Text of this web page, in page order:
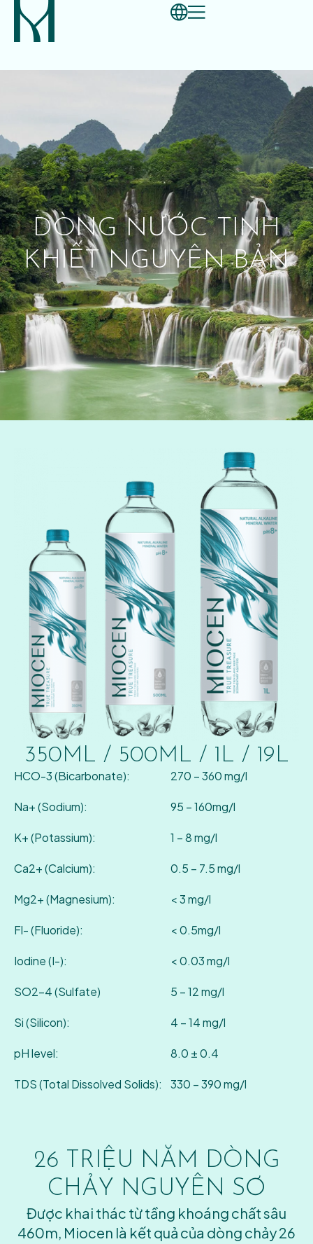
DÒNG NƯỚC TINH
KHIẾT NGUYÊN BẢN
350ML / 500ML / 1L / 19L
HCO-3 (Bicarbonate):
Na+ (Sodium):
K+ (Potassium):
Ca2+ (Calcium):
Mg2+ (Magnesium):
Fl- (Fluoride):
Iodine (I-):
SO2-4 (Sulfate)
Si (Silicon):
pH level:
TDS (Total Dissolved Solids):
270 – 360 mg/l
95 – 160mg/l
1 – 8 mg/l
0.5 – 7.5 mg/l
< 3 mg/l
< 0.5mg/l
< 0.03 mg/l
5 – 12 mg/l
4 – 14 mg/l
8.0 ± 0.4
330 – 390 mg/l
26 TRIỆU NĂM DÒNG
CHẢY NGUYÊN SƠ
Được khai thác từ tầng khoáng chất sâu
460m, Miocen là kết quả của dòng chảy 26